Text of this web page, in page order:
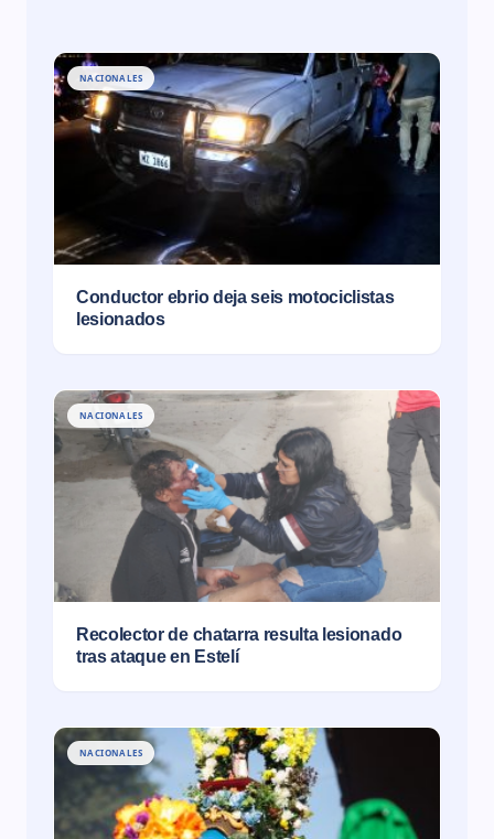
NACIONALES
Conductor ebrio deja seis motociclistas
lesionados
NACIONALES
Recolector de chatarra resulta lesionado
tras ataque en Estelí
NACIONALES